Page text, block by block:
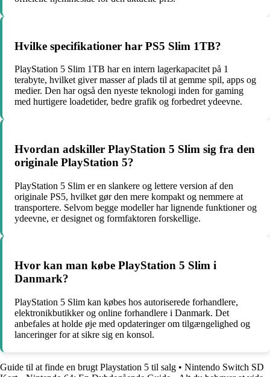
Hvilke specifikationer har PS5 Slim 1TB?
PlayStation 5 Slim 1TB har en intern lagerkapacitet på 1
terabyte, hvilket giver masser af plads til at gemme spil, apps og
medier. Den har også den nyeste teknologi inden for gaming
med hurtigere loadetider, bedre grafik og forbedret ydeevne.
Hvordan adskiller PlayStation 5 Slim sig fra den
originale PlayStation 5?
PlayStation 5 Slim er en slankere og lettere version af den
originale PS5, hvilket gør den mere kompakt og nemmere at
transportere. Selvom begge modeller har lignende funktioner og
ydeevne, er designet og formfaktoren forskellige.
Hvor kan man købe PlayStation 5 Slim i
Danmark?
PlayStation 5 Slim kan købes hos autoriserede forhandlere,
elektronikbutikker og online forhandlere i Danmark. Det
anbefales at holde øje med opdateringer om tilgængelighed og
lanceringer for at sikre sig en konsol.
Guide til at finde en brugt Playstation 5 til salg • Nintendo Switch SD